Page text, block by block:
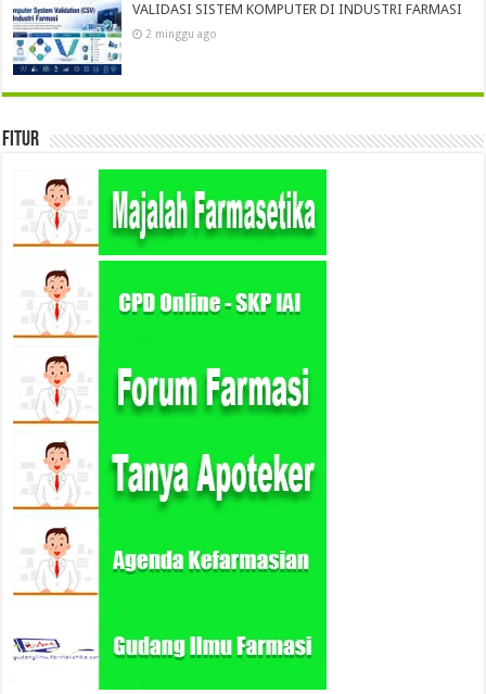
VALIDASI SISTEM KOMPUTER DI INDUSTRI FARMASI
2 minggu ago
Fitur